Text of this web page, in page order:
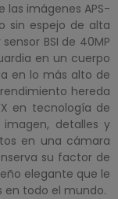
las imágenes APS-
sin espejo de alta
BSI de 40MP
en un cuerpo
en lo más alto de
hereda
en tecnología de
detalles y
en una cámara
su factor de
elegante que le
en todo el mundo.